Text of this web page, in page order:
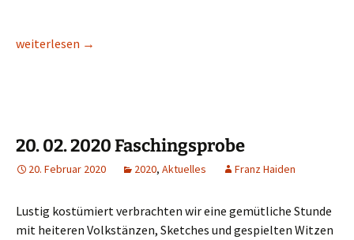
12. 03. 2020 60. Geburtstag von Hubert Donhauser
weiterlesen →
20. 02. 2020 Faschingsprobe
20. Februar 2020 2020, Aktuelles Franz Haiden
Lustig kostümiert verbrachten wir eine gemütliche Stunde
mit heiteren Volkstänzen, Sketches und gespielten Witzen